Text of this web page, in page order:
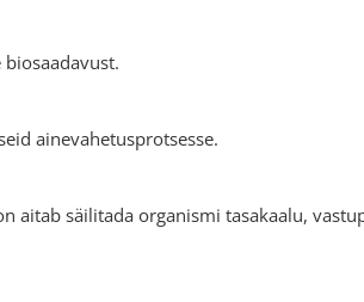
ainevahetusprotsesse.
säilitada organismi tasakaalu,